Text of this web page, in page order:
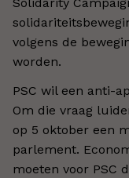
volgens de
worden.
PSC wil een anti-
Om die vraag
op 5 oktober een
parlement.
moeten voor PSC